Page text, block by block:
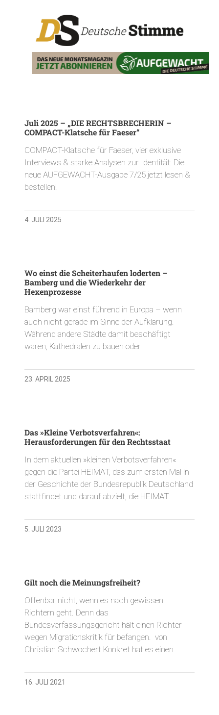
Juli 2025 – „DIE RECHTSBRECHERIN –
COMPACT-Klatsche für Faeser“
COMPACT-Klatsche für Faeser, vier exklusive
Interviews & starke Analysen zur Identität: Die
neue AUFGEWACHT-Ausgabe 7/25 jetzt lesen &
bestellen!
4. JULI 2025
Wo einst die Scheiterhaufen loderten –
Bamberg und die Wiederkehr der
Hexenprozesse
Bamberg war einst führend in Europa – wenn
auch nicht gerade im Sinne der Aufklärung.
Während andere Städte damit beschäftigt
waren, Kathedralen zu bauen oder
23. APRIL 2025
Das »Kleine Verbotsverfahren«:
Herausforderungen für den Rechtsstaat
In dem aktuellen »kleinen Verbotsverfahren«
gegen die Partei HEIMAT, das zum ersten Mal in
der Geschichte der Bundesrepublik Deutschland
stattfindet und darauf abzielt, die HEIMAT
5. JULI 2023
Gilt noch die Meinungsfreiheit?
Offenbar nicht, wenn es nach gewissen
Richtern geht. Denn das
Bundesverfassungsgericht hält einen Richter
wegen Migrationskritik für befangen. von
Christian Schwochert Konkret hat es einen
16. JULI 2021